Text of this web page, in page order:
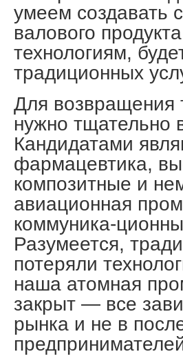
умеем создавать
валового
технологиям,
традиционных
Для возвращения
нужно тщательно
Кандидатами
фармацевтика,
композитные и
авиационная
коммуника-
Разумеется,
потеряли
наша атомная
закрыт — все
рынка и не в